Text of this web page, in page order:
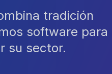
tradición
software para
su sector.